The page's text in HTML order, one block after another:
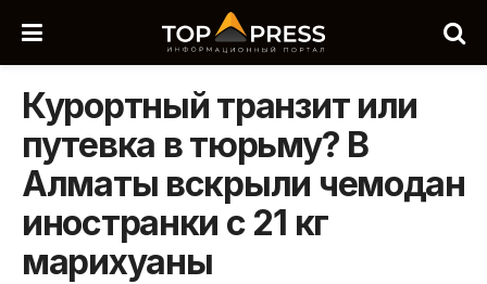
Курортный транзит или
путевка в тюрьму? В
Алматы вскрыли чемодан
иностранки с 21 кг
марихуаны